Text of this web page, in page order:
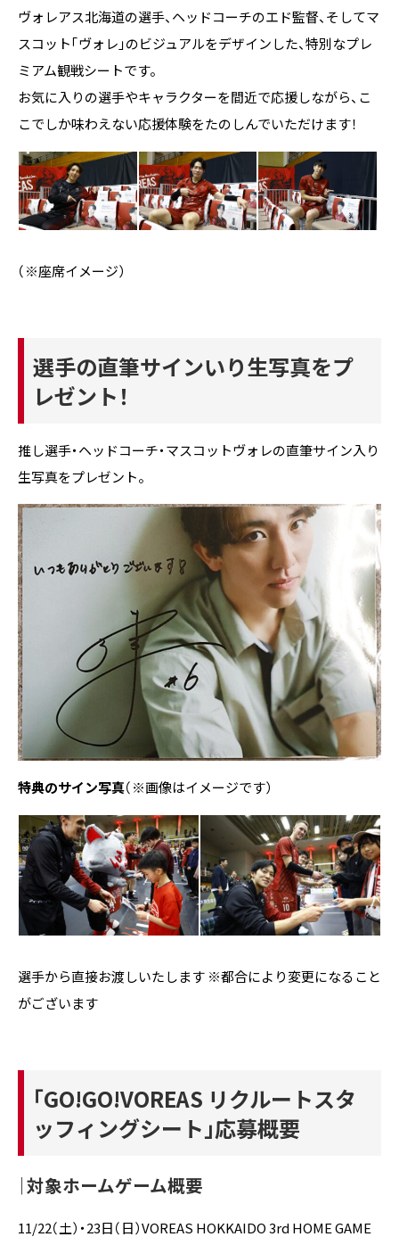
ヴォレアス北海道の選手、ヘッドコーチのエド監督、そしてマ
スコット「ヴォレ」のビジュアルをデザインした、特別なプレ
ミアム観戦シートです。
お気に入りの選手やキャラクターを間近で応援しながら、 こ
こでしか味わえない応援体験をたのしんでいただけます！
（※座席イメージ）
選手の直筆サインいり生写真をプ
レゼント！
推し選手・ヘッドコーチ・マスコットヴォレの直筆サイン入り
生写真をプレゼント。
特典のサイン写真（※画像はイメージです）
選手から直接お渡しいたします ※都合により変更になること
がございます
「GO!GO!VOREAS リクルートスタ
ッフィングシート」応募概要
｜対象ホームゲーム概要
11/22（土）・23日（日）VOREAS HOKKAIDO 3rd HOME GAME